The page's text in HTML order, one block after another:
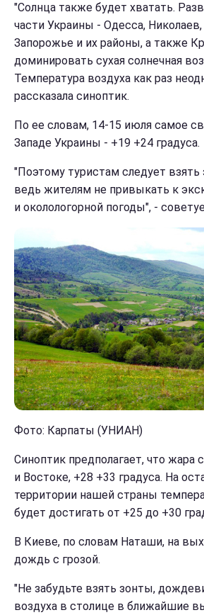
"Солнца также будет хватать.
части Украины - Одесса,
Запорожье и их районы, а также
доминировать сухая солнечная
Температура воздуха как раз
рассказала синоптик.
По ее словам, 14-15 июля самое
Западе Украины - +19 +24 градуса.
"Поэтому туристам следует взять
ведь жителям не привыкать к
и околологорной погоды", -
Фото: Карпаты (УНИАН)
Синоптик предполагает, что жара
и Востоке, +28 +33 градуса. На
территории нашей страны
будет достигать от +25 до +30
В Киеве, по словам Наташи, на
дождь с грозой.
"Не забудьте взять зонты,
воздуха в столице в ближайшие